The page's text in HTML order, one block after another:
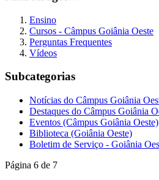
Ensino
Cursos - Câmpus Goiânia Oeste
Perguntas Frequentes
Vídeos
Subcategorias
Notícias do Câmpus Goiânia
Destaques do Câmpus Goiânia
Eventos (Câmpus Goiânia Oeste)
Biblioteca (Goiânia Oeste)
Boletim de Serviço - Goiânia
Página 6 de 7